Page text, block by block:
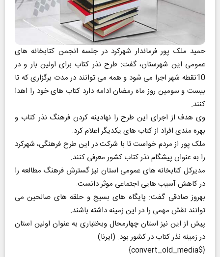
حمید ملک پور فرماندار شهرکرد در جلسه انجمن کتابخانه های
عمومی این شهرستان، گفت: طرح نذر کتاب برای اولین بار و در
10نقطه شهر اجرا می شود و همه می توانند در مدت برگزاری که تا
بیست و سومین روز ماه رمضان ادامه دارد کتاب های خود را اهدا
کنند.
وی هدف از اجرای این طرح را نهادینه کردن فرهنگ نذر کتاب و
بهره مندی افراد از کتاب های یکدیگر اعلام کرد.
ملک پور از مردم خواست تا با شرکت در این طرح فرهنگی، شهرکرد
را به عنوان پیشگام نذر کتاب کشور معرفی کنند.
مدیرکل کتابخانه های عمومی استان نیز گسترش فرهنگ مطالعه را
در کاهش آسیب هایی اجتماعی موثر دانست.
بهروز صادقی گفت: پایگاه های بسیج و حلقه های صالحین می
توانند نقش مهمی را در این زمینه داشته باشند.
پیش از این نیز استان چهارمحال وبختیاری به عنوان اولین استان
در زمینه نذر کتاب در کشور بود. (ایرنا)
{$convert_old_media}